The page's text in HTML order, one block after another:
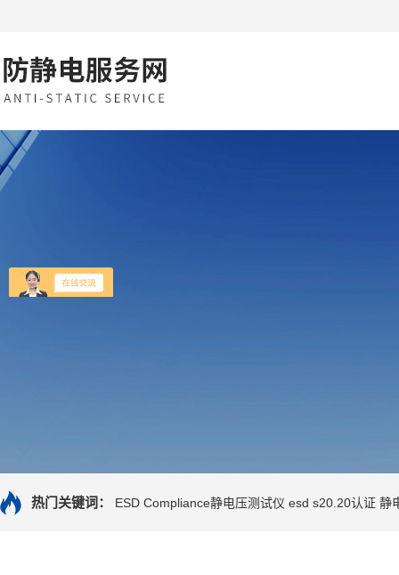
热门关键词： ESD Compliance静电压测试仪 esd s20.20认证 静